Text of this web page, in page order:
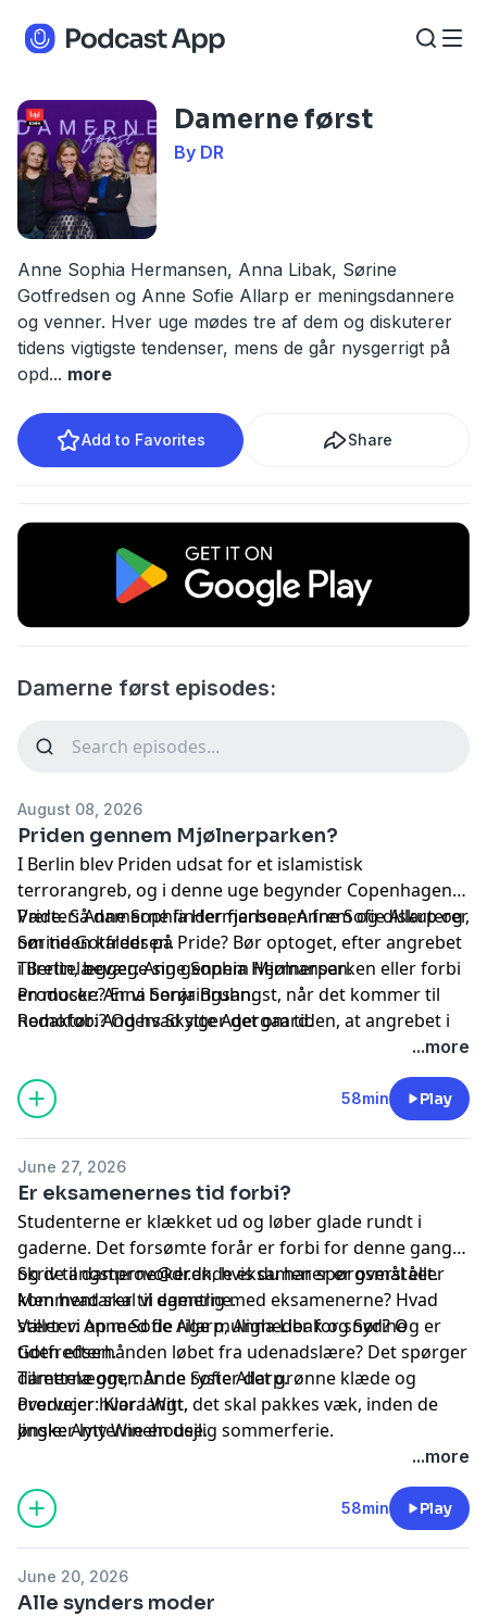
Damerne først
By DR
Anne Sophia Hermansen, Anna Libak, Sørine
Gotfredsen og Anne Sofie Allarp er meningsdannere
og venner. Hver uge mødes tre af dem og diskuterer
tidens vigtigste tendenser, mens de går nysgerrigt på
opd... more
Add to Favorites Share
Damerne først episodes:
August 08, 2026
Priden gennem Mjølnerparken?
I Berlin blev Priden udsat for et islamistisk
terrorangreb, og i denne uge begynder Copenhagen
Pride. Så damerne finder fjerboaen frem og diskuterer,
om tiden kalder på Pride? Bør optoget, efter angrebet
i Berlin, bevæge sig gennem Mjølnerparken eller forbi
en moske? Er vi berøringsangst, når det kommer til
homofobi? Og hvad siger det om tiden, at angrebet i
Værter: Anne Sophia Hermansen, Anne Sofie Allarp og
Sørine Gotfredsen.
Tilrettelægger: Anne Sophia Hermansen.
Producer: Anna Sonja Bruhn.
Redaktør: Anders Skytte Agergaard.
...more
58min Play
June 27, 2026
Er eksamenernes tid forbi?
Studenterne er klækket ud og løber glade rundt i
gaderne. Det forsømte forår er forbi for denne gang,
og de angstprovokerende eksamener er overstået.
Men hvad skal vi egentlig med eksamenerne? Hvad
stiller vi op med de rige muligheder for snyd? Og er
tiden efterhånden løbet fra udenadslære? Det spørger
damerne om, når de ryster det grønne klæde og
overvejer hvor langt, det skal pakkes væk, inden de
ønsker lytterne en dejlig sommerferie.
Skriv tildamerne@dr.dk, hvis du har spørgsmål eller
kommentarer til damerne.
Værter: Anne Sofie Allarp, Anna Libak og Sørine
Gotfredsen.
Tilrettelægger: Anne Sofie Allarp.
Producer: Klara Witt.
Jingle: Amy Winehouse.
...more
58min Play
June 20, 2026
Alle synders moder